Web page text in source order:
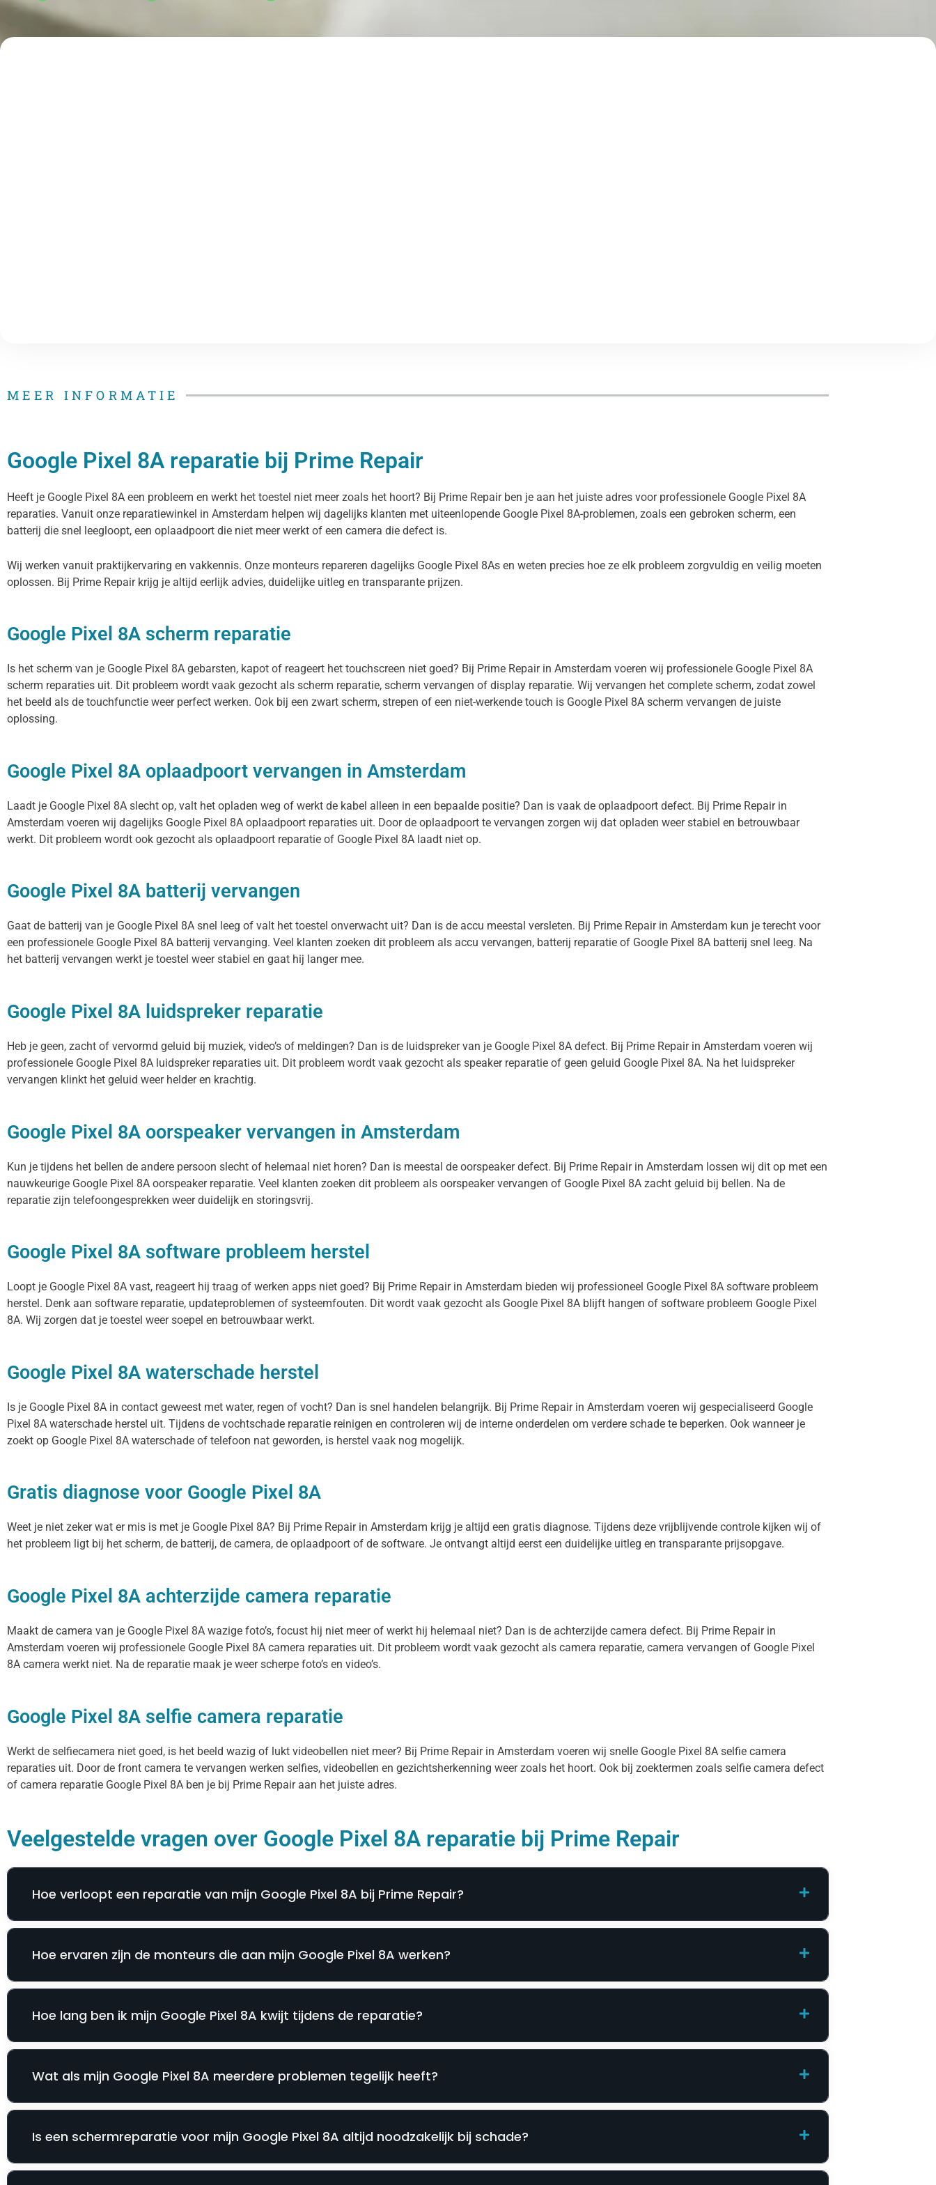
MEER INFORMATIE
Google Pixel 8A reparatie bij Prime Repair
Heeft je Google Pixel 8A een probleem en werkt het toestel niet meer zoals het hoort? Bij Prime Repair ben je aan het juiste adres voor professionele Google Pixel 8A
reparaties. Vanuit onze reparatiewinkel in Amsterdam helpen wij dagelijks klanten met uiteenlopende Google Pixel 8A-problemen, zoals een gebroken scherm, een
batterij die snel leegloopt, een oplaadpoort die niet meer werkt of een camera die defect is.
Wij werken vanuit praktijkervaring en vakkennis. Onze monteurs repareren dagelijks Google Pixel 8As en weten precies hoe ze elk probleem zorgvuldig en veilig moeten
oplossen. Bij Prime Repair krijg je altijd eerlijk advies, duidelijke uitleg en transparante prijzen.
Google Pixel 8A scherm reparatie
Is het scherm van je Google Pixel 8A gebarsten, kapot of reageert het touchscreen niet goed? Bij Prime Repair in Amsterdam voeren wij professionele Google Pixel 8A
scherm reparaties uit. Dit probleem wordt vaak gezocht als scherm reparatie, scherm vervangen of display reparatie. Wij vervangen het complete scherm, zodat zowel
het beeld als de touchfunctie weer perfect werken. Ook bij een zwart scherm, strepen of een niet-werkende touch is Google Pixel 8A scherm vervangen de juiste
oplossing.
Google Pixel 8A oplaadpoort vervangen in Amsterdam
Laadt je Google Pixel 8A slecht op, valt het opladen weg of werkt de kabel alleen in een bepaalde positie? Dan is vaak de oplaadpoort defect. Bij Prime Repair in
Amsterdam voeren wij dagelijks Google Pixel 8A oplaadpoort reparaties uit. Door de oplaadpoort te vervangen zorgen wij dat opladen weer stabiel en betrouwbaar
werkt. Dit probleem wordt ook gezocht als oplaadpoort reparatie of Google Pixel 8A laadt niet op.
Google Pixel 8A batterij vervangen
Gaat de batterij van je Google Pixel 8A snel leeg of valt het toestel onverwacht uit? Dan is de accu meestal versleten. Bij Prime Repair in Amsterdam kun je terecht voor
een professionele Google Pixel 8A batterij vervanging. Veel klanten zoeken dit probleem als accu vervangen, batterij reparatie of Google Pixel 8A batterij snel leeg. Na
het batterij vervangen werkt je toestel weer stabiel en gaat hij langer mee.
Google Pixel 8A luidspreker reparatie
Heb je geen, zacht of vervormd geluid bij muziek, video’s of meldingen? Dan is de luidspreker van je Google Pixel 8A defect. Bij Prime Repair in Amsterdam voeren wij
professionele Google Pixel 8A luidspreker reparaties uit. Dit probleem wordt vaak gezocht als speaker reparatie of geen geluid Google Pixel 8A. Na het luidspreker
vervangen klinkt het geluid weer helder en krachtig.
Google Pixel 8A oorspeaker vervangen in Amsterdam
Kun je tijdens het bellen de andere persoon slecht of helemaal niet horen? Dan is meestal de oorspeaker defect. Bij Prime Repair in Amsterdam lossen wij dit op met een
nauwkeurige Google Pixel 8A oorspeaker reparatie. Veel klanten zoeken dit probleem als oorspeaker vervangen of Google Pixel 8A zacht geluid bij bellen. Na de
reparatie zijn telefoongesprekken weer duidelijk en storingsvrij.
Google Pixel 8A software probleem herstel
Loopt je Google Pixel 8A vast, reageert hij traag of werken apps niet goed? Bij Prime Repair in Amsterdam bieden wij professioneel Google Pixel 8A software probleem
herstel. Denk aan software reparatie, updateproblemen of systeemfouten. Dit wordt vaak gezocht als Google Pixel 8A blijft hangen of software probleem Google Pixel
8A. Wij zorgen dat je toestel weer soepel en betrouwbaar werkt.
Google Pixel 8A waterschade herstel
Is je Google Pixel 8A in contact geweest met water, regen of vocht? Dan is snel handelen belangrijk. Bij Prime Repair in Amsterdam voeren wij gespecialiseerd Google
Pixel 8A waterschade herstel uit. Tijdens de vochtschade reparatie reinigen en controleren wij de interne onderdelen om verdere schade te beperken. Ook wanneer je
zoekt op Google Pixel 8A waterschade of telefoon nat geworden, is herstel vaak nog mogelijk.
Gratis diagnose voor Google Pixel 8A
Weet je niet zeker wat er mis is met je Google Pixel 8A? Bij Prime Repair in Amsterdam krijg je altijd een gratis diagnose. Tijdens deze vrijblijvende controle kijken wij of
het probleem ligt bij het scherm, de batterij, de camera, de oplaadpoort of de software. Je ontvangt altijd eerst een duidelijke uitleg en transparante prijsopgave.
Google Pixel 8A achterzijde camera reparatie
Maakt de camera van je Google Pixel 8A wazige foto’s, focust hij niet meer of werkt hij helemaal niet? Dan is de achterzijde camera defect. Bij Prime Repair in
Amsterdam voeren wij professionele Google Pixel 8A camera reparaties uit. Dit probleem wordt vaak gezocht als camera reparatie, camera vervangen of Google Pixel
8A camera werkt niet. Na de reparatie maak je weer scherpe foto’s en video’s.
Google Pixel 8A selfie camera reparatie
Werkt de selfiecamera niet goed, is het beeld wazig of lukt videobellen niet meer? Bij Prime Repair in Amsterdam voeren wij snelle Google Pixel 8A selfie camera
reparaties uit. Door de front camera te vervangen werken selfies, videobellen en gezichtsherkenning weer zoals het hoort. Ook bij zoektermen zoals selfie camera defect
of camera reparatie Google Pixel 8A ben je bij Prime Repair aan het juiste adres.
Veelgestelde vragen over Google Pixel 8A reparatie bij Prime Repair
Hoe verloopt een reparatie van mijn Google Pixel 8A bij Prime Repair?
Hoe ervaren zijn de monteurs die aan mijn Google Pixel 8A werken?
Hoe lang ben ik mijn Google Pixel 8A kwijt tijdens de reparatie?
Wat als mijn Google Pixel 8A meerdere problemen tegelijk heeft?
Is een schermreparatie voor mijn Google Pixel 8A altijd noodzakelijk bij schade?